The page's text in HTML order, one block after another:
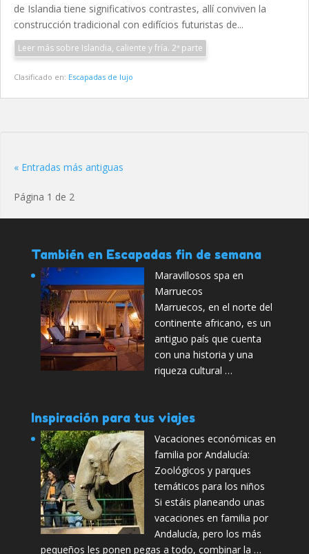
de Islandia tiene significativos contrastes, allí conviven la
construcción tradicional con edifícios futuristas de...
Leer más sobre Islandia, caliente y fría. 2ª parte
Clasificado en: Escapadas de lujo
« Entradas más antiguas
Página 1 de 2
También en Escapadas fin de semana
Maravillosos spa en
Marruecos
Marruecos, en el norte del
continente africano, es un
antiguo país que cuenta
con una historia y una
riqueza cultural …
Inspiración para tus viajes
Vacaciones económicas en
familia por Andalucía:
Zoológicos y parques
temáticos para los niños
Si estáis planeando unas
vacaciones en familia por
Andalucía, pero los más
pequeños les ponen pegas a todo, combinar la …